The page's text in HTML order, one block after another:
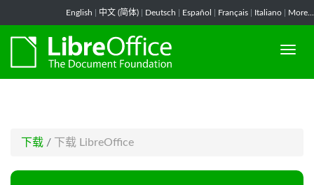
English 中文 (简体) Deutsch Español Français Italiano More...
下载 / 下载 LibreOffice